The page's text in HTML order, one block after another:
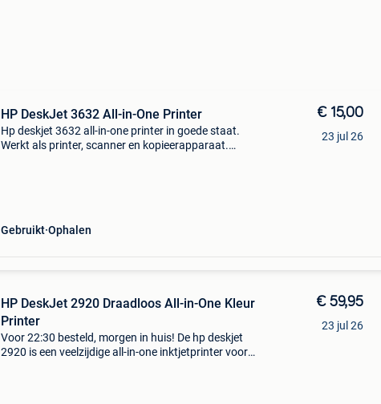
HP DeskJet 3632 All-in-One Printer
Hp deskjet 3632 all-in-one printer in goede staat.
Werkt als printer, scanner en kopieerapparaat.
Gebruikt Ophalen
€ 15,00
23 jul 26
HP DeskJet 2920 Draadloos All-in-One Kleur
Printer
Voor 22:30 besteld, morgen in huis! De hp deskjet
2920 is een veelzijdige all-in-one inktjetprinter voor
€ 59,95
23 jul 26